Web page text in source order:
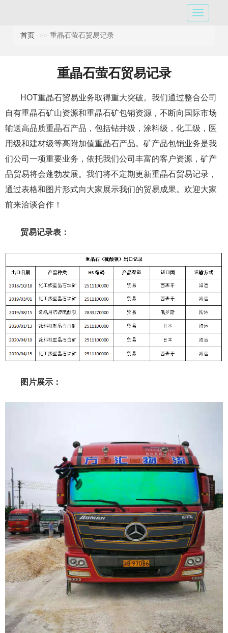
首页 重晶石萤石贸易记录
重晶石萤石贸易记录
HOT重晶石贸易业务取得重大突破。我们通过整合公司
自有重晶石矿山资源和重晶石矿包销资源，不断向国际市场
输送高品质重晶石产品，包括钻井级，涂料级，化工级，医
用级和建材级等高附加值重晶石产品。矿产品包销业务是我
们公司一项重要业务，依托我们公司丰富的客户资源，矿产
品贸易将会蓬勃发展。我们将不定期更新重晶石贸易记录，
通过表格和图片形式向大家展示我们的贸易成果。欢迎大家
前来洽谈合作！
贸易记录表：
图片展示：